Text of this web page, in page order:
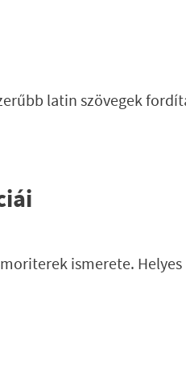
latin szövegek
ismerete.